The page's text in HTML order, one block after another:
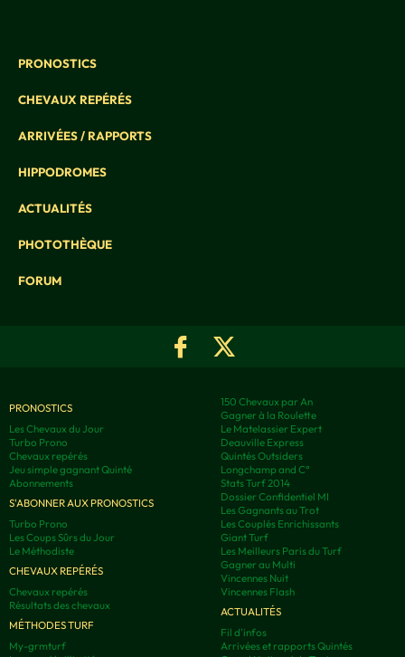
PRONOSTICS
CHEVAUX REPÉRÉS
ARRIVÉES / RAPPORTS
HIPPODROMES
ACTUALITÉS
PHOTOTHÈQUE
FORUM
PRONOSTICS
Les Chevaux du Jour
Turbo Prono
Chevaux repérés
Jeu simple gagnant Quinté
Abonnements
S'ABONNER AUX PRONOSTICS
Turbo Prono
Les Coups Sûrs du Jour
Le Méthodiste
CHEVAUX REPÉRÉS
Chevaux repérés
Résultats des chevaux
MÉTHODES TURF
My-grmturf
150 Chevaux par An
Gagner à la Roulette
Le Matelassier Expert
Deauville Express
Quintés Outsiders
Longchamp and C°
Stats Turf 2014
Dossier Confidentiel MI
Les Gagnants au Trot
Les Couplés Enrichissants
Giant Turf
Les Meilleurs Paris du Turf
Gagner au Multi
Vincennes Nuit
Vincennes Flash
ACTUALITÉS
Fil d'infos
Arrivées et rapports Quintés